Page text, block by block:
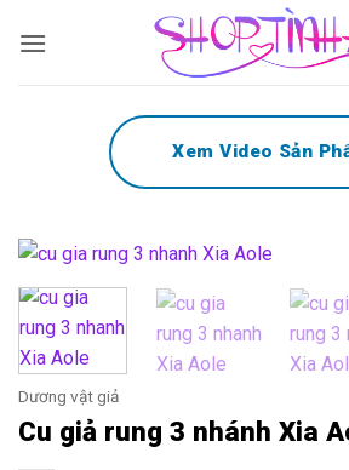
qua
Xem Video Sản
Dương vật giả
Cu giả rung 3 nhánh Xia